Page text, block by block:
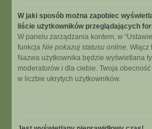
W jaki sposób można zapobiec
liście użytkowników przeglądających
W panelu zarządzania kontem, w
funkcja Nie pokazuj statusu online.
Nazwa użytkownika będzie wyświetlana
moderatorów i dla ciebie. Twoja
w liczbie ukrytych użytkowników.